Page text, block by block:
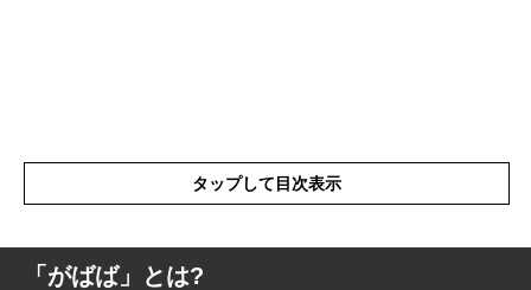
タップして目次表示
「がばば」とは?